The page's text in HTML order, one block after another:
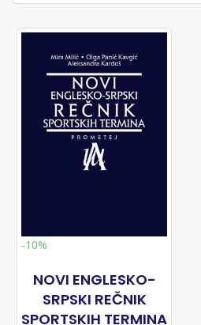
-10%
NOVI ENGLESKO-
SRPSKI REČNIK
SPORTSKIH TERMINA